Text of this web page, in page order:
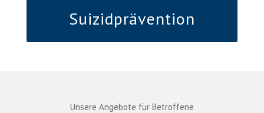
Suizidprävention
Unsere Angebote für Betroffene